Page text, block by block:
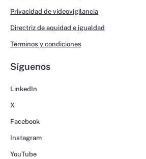
Privacidad de videovigilancia
Directriz de equidad e igualdad
Términos y condiciones
Síguenos
LinkedIn
X
Facebook
Instagram
YouTube